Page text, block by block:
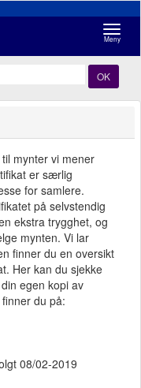
Meny
OK
mynter vi mener
er særlig
for samlere.
på selvstendig
ekstra trygghet, og
mynten. Vi lar
finner du en oversikt
Her kan du sjekke
egen kopi av
du på:
08/02-2019